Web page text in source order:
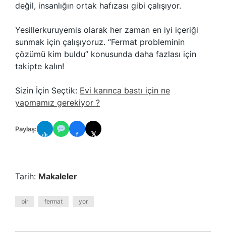
değil, insanlığın ortak hafızası gibi çalışıyor.
Yesillerkuruyemis olarak her zaman en iyi içeriği
sunmak için çalışıyoruz. “Fermat probleminin
çözümü kim buldu” konusunda daha fazlası için
takipte kalın!
Sizin İçin Seçtik: Evi karınca bastı için ne
yapmamız gerekiyor ?
Paylaş:
✈ f 𝕏
Tarih: Makaleler
bir fermat yor